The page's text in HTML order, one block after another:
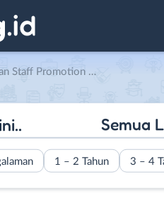
di CV. Aroma Indo Jaya
Semua
1 – 2 Tahun 3 – 4